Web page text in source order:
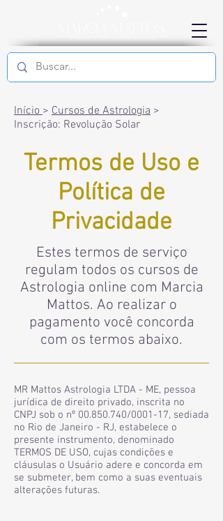
Início> Cursos de Astrologia >
Inscrição: Revolução Solar
Termos de Uso e
Política de
Privacidade
Estes termos de serviço
regulam todos os cursos de
Astrologia online com Marcia
Mattos. Ao realizar o
pagamento você concorda
com os termos abaixo.
MR Mattos Astrologia LTDA - ME, pessoa
jurídica de direito privado, inscrita no
CNPJ sob o nº 00.850.740/0001-17, sediada
no Rio de Janeiro - RJ, estabelece o
presente instrumento, denominado
TERMOS DE USO, cujas condições e
cláusulas o Usuário adere e concorda em
se submeter, bem como a suas eventuais
alterações futuras.